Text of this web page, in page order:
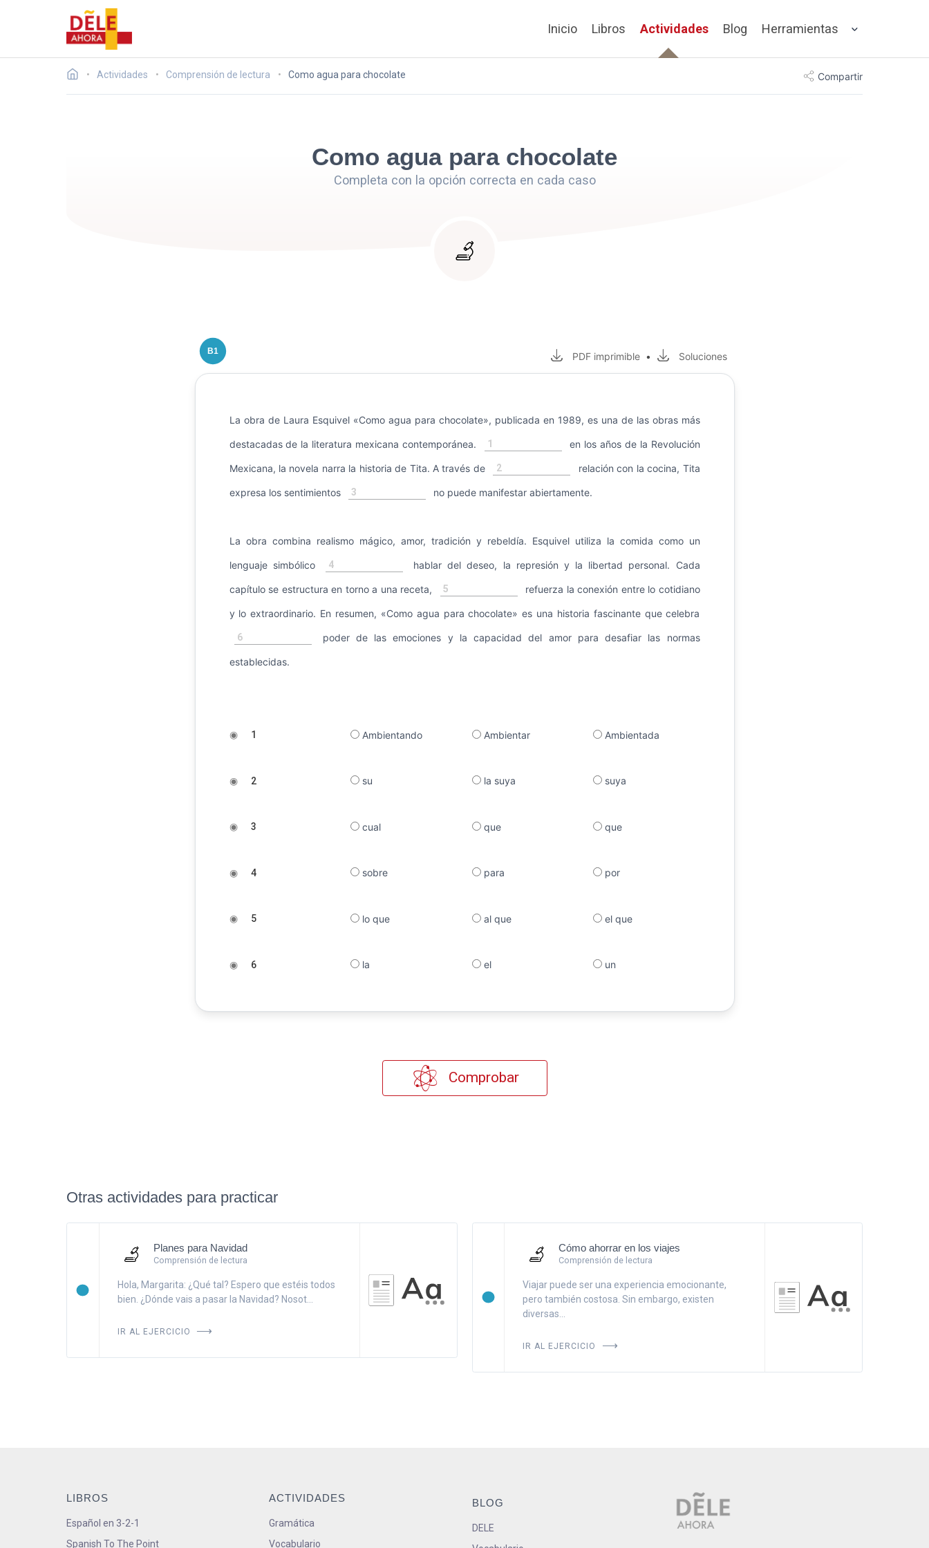
Inicio Libros Actividades Blog Herramientas
Actividades Comprensión de lectura Como agua para chocolate Compartir
Como agua para chocolate
Completa con la opción correcta en cada caso
B1 PDF imprimible • Soluciones
La obra de Laura Esquivel «Como agua para chocolate», publicada en 1989, es una de las obras más
destacadas de la literatura mexicana contemporánea. 1 en los años de la Revolución
Mexicana, la novela narra la historia de Tita. A través de 2 relación con la cocina, Tita
expresa los sentimientos 3 no puede manifestar abiertamente.
La obra combina realismo mágico, amor, tradición y rebeldía. Esquivel utiliza la comida como un
lenguaje simbólico 4 hablar del deseo, la represión y la libertad personal. Cada
capítulo se estructura en torno a una receta, 5 refuerza la conexión entre lo cotidiano
y lo extraordinario. En resumen, «Como agua para chocolate» es una historia fascinante que celebra
6 poder de las emociones y la capacidad del amor para desafiar las normas
establecidas.
◉ 1 Ambientando Ambientar Ambientada
◉ 2 su la suya suya
◉ 3 cual que que
◉ 4 sobre para por
◉ 5 lo que al que el que
◉ 6 la el un
Comprobar
Otras actividades para practicar
Planes para Navidad
Comprensión de lectura
Hola, Margarita: ¿Qué tal? Espero que estéis todos
bien. ¿Dónde vais a pasar la Navidad? Nosot...
IR AL EJERCICIO
Cómo ahorrar en los viajes
Comprensión de lectura
Viajar puede ser una experiencia emocionante,
pero también costosa. Sin embargo, existen
diversas...
IR AL EJERCICIO
LIBROS
Español en 3-2-1
Spanish To The Point
ACTIVIDADES
Gramática
Vocabulario
BLOG
DELE